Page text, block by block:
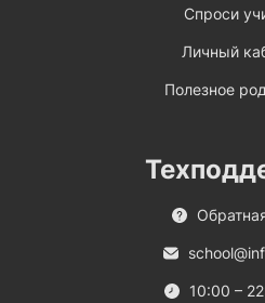
Спроси
Личный
Полезное
10:00 –